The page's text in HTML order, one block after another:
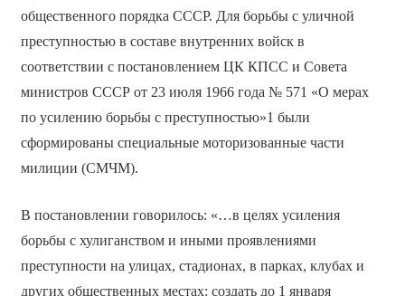
общественного порядка СССР. Для борьбы с уличной
преступностью в составе внутренних войск в
соответствии с постановлением ЦК КПСС и Совета
министров СССР от 23 июля 1966 года № 571 «О мерах
по усилению борьбы с преступностью»1 были
сформированы специальные моторизованные части
милиции (СМЧМ).
В постановлении говорилось: «…в целях усиления
борьбы с хулиганством и иными проявлениями
преступности на улицах, стадионах, в парках, клубах и
других общественных местах: создать до 1 января